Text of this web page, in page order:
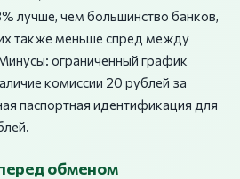
лучше, чем большинство банков,
также меньше спред между
ограниченный график
комиссии 20 рублей за
паспортная идентификация для
обменом